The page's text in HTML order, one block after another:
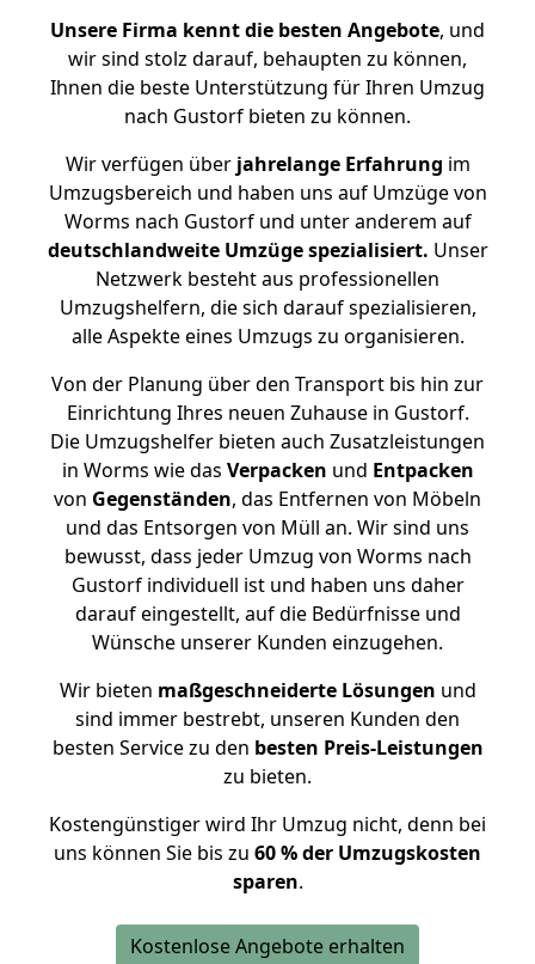
Unsere Firma kennt die besten Angebote, und
wir sind stolz darauf, behaupten zu können,
Ihnen die beste Unterstützung für Ihren Umzug
nach Gustorf bieten zu können.
Wir verfügen überjahrelange Erfahrung im
Umzugsbereich und haben uns auf Umzüge von
Worms nach Gustorf und unter anderem auf
deutschlandweite Umzüge spezialisiert. Unser
Netzwerk besteht aus professionellen
Umzugshelfern, die sich darauf spezialisieren,
alle Aspekte eines Umzugs zu organisieren.
Von der Planung über den Transport bis hin zur
Einrichtung Ihres neuen Zuhause in Gustorf.
Die Umzugshelfer bieten auch Zusatzleistungen
in Worms wie das Verpacken und Entpacken
von Gegenständen, das Entfernen von Möbeln
und das Entsorgen von Müll an. Wir sind uns
bewusst, dass jeder Umzug von Worms nach
Gustorf individuell ist und haben uns daher
darauf eingestellt, auf die Bedürfnisse und
Wünsche unserer Kunden einzugehen.
Wir bieten maßgeschneiderte Lösungen und
sind immer bestrebt, unseren Kunden den
besten Service zu den besten Preis-Leistungen
zu bieten.
Kostengünstiger wird Ihr Umzug nicht, denn bei
uns können Sie bis zu 60 % der Umzugskosten
sparen.
Kostenlose Angebote erhalten